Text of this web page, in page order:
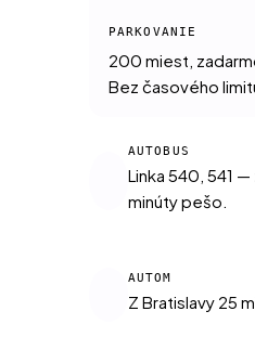
PARKOVANIE
200 miest,
Bez časového
AUTOBUS
Linka 540, 541
minúty pešo.
AUTOM
Z Bratislavy 25